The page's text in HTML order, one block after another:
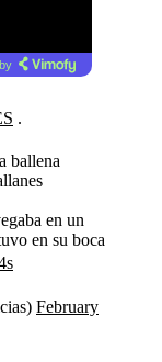
.
ballena
en un
en su boca
February